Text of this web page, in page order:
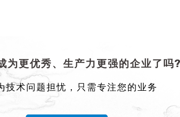
为更优秀、生产力更强的企业了吗
技术问题担忧，只需专注您的业务